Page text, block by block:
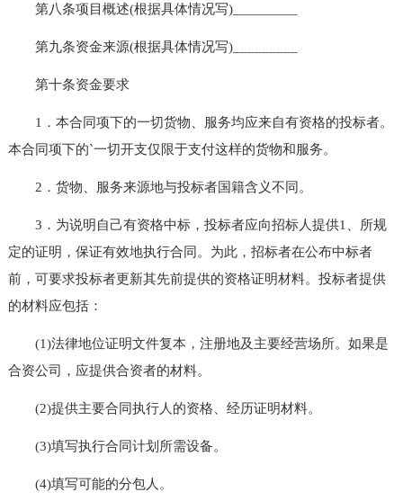
第八条项目概述(根据具体情况写)_________
第九条资金来源(根据具体情况写)_________
第十条资金要求
1．本合同项下的一切货物、服务均应来自有资格的投标者。
本合同项下的`一切开支仅限于支付这样的货物和服务。
2．货物、服务来源地与投标者国籍含义不同。
3．为说明自己有资格中标，投标者应向招标人提供1、所规
定的证明，保证有效地执行合同。为此，招标者在公布中标者
前，可要求投标者更新其先前提供的资格证明材料。投标者提供
的材料应包括：
(1)法律地位证明文件复本，注册地及主要经营场所。如果是
合资公司，应提供合资者的材料。
(2)提供主要合同执行人的资格、经历证明材料。
(3)填写执行合同计划所需设备。
(4)填写可能的分包人。